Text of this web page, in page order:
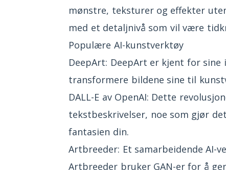
mønstre, teksturer og effekter
med et detaljnivå som vil være
Populære AI-kunstverktøy
DeepArt: DeepArt er kjent for
transformere bildene sine til
DALL-E av OpenAI: Dette
tekstbeskrivelser, noe som gjør
fantasien din.
Artbreeder: Et samarbeidende AI-
Artbreeder bruker GAN-er for å